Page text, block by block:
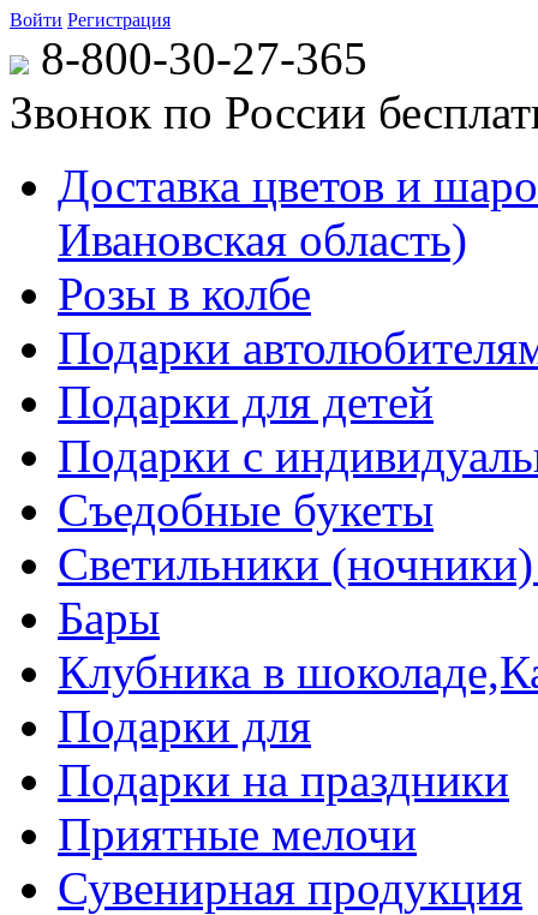
Войти Регистрация
8-800-30-27-365
Звонок по России
Доставка цветов и
Ивановская область)
Розы в колбе
Подарки
Подарки для детей
Подарки с
Съедобные букеты
Светильники
Бары
Клубника в
Подарки для
Подарки на праздники
Приятные мелочи
Сувенирная продукция